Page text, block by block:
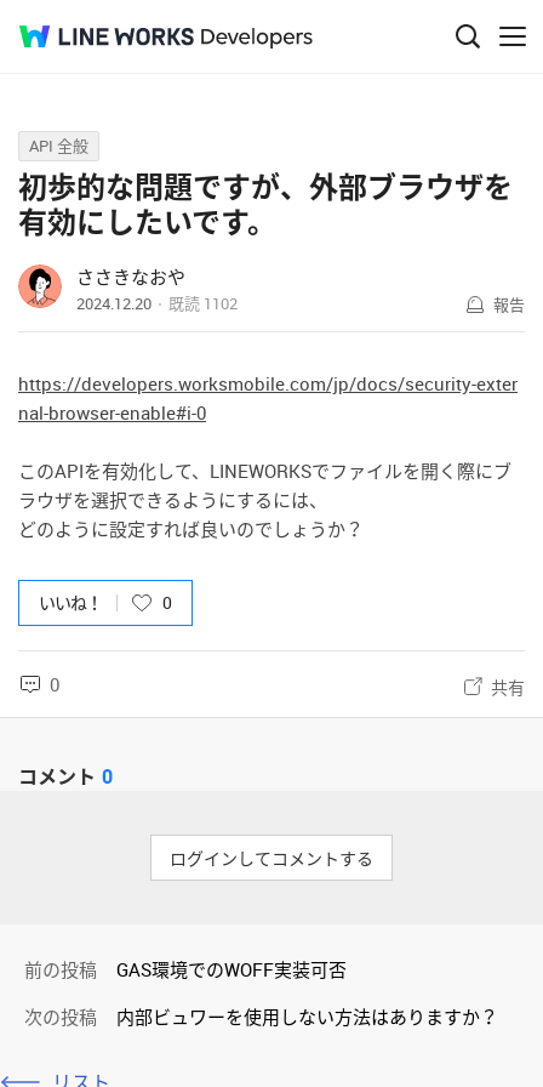
Q&A
API 全般
初歩的な問題ですが、外部ブラウザを
有効にしたいです。
ささきなおや
2024.12.20 既読 1102 報告
https://developers.worksmobile.com/jp/docs/security-exter
nal-browser-enable#i-0
このAPIを有効化して、LINEWORKSでファイルを開く際にブ
ラウザを選択できるようにするには、
どのように設定すれば良いのでしょうか？
いいね！ 0
0 共有
コメント 0
ログインしてコメントする
前の投稿
GAS環境でのWOFF実装可否
次の投稿
内部ビュワーを使用しない方法はありますか？